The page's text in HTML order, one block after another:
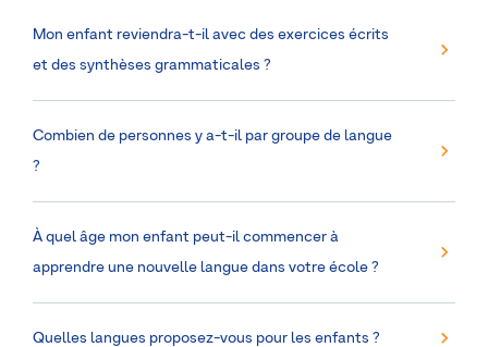
Mon enfant reviendra-t-il avec des exercices écrits
et des synthèses grammaticales ?
Combien de personnes y a-t-il par groupe de langue
?
À quel âge mon enfant peut-il commencer à
apprendre une nouvelle langue dans votre école ?
Quelles langues proposez-vous pour les enfants ?